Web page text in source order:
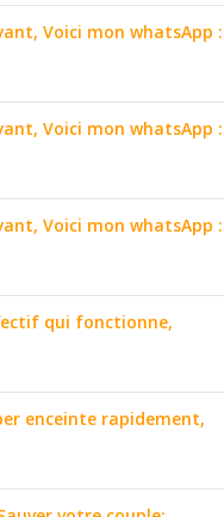
Voici mon whatsApp :
Voici mon whatsApp :
Voici mon whatsApp :
qui fonctionne,
enceinte rapidement,